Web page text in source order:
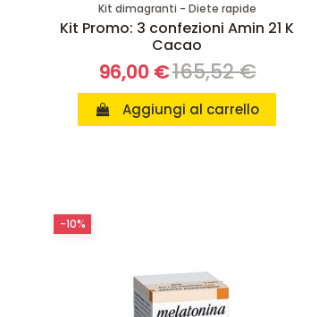
Kit dimagranti - Diete rapide
Kit Promo: 3 confezioni Amin 21 K
Cacao
96,00 €165,52 €
Aggiungi al carrello
-10%